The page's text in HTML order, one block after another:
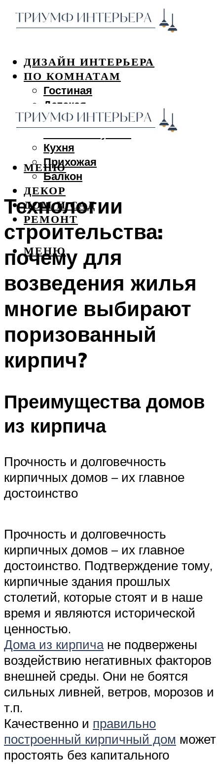
ДИЗАЙН ИНТЕРЬЕРА
ПО КОМНАТАМ
Гостиная
Детская
Спальня
Кухня
Прихожая
Балкон
ДЕКОР
ДОМ И САД
РЕМОНТ
МЕНЮ
МЕНЮ
Технологии
строительства:
почему для
возведения жилья
многие выбирают
поризованный
кирпич?
Преимущества домов
из кирпича
Прочность и долговечность
кирпичных домов – их главное
достоинство
Прочность и долговечность
кирпичных домов – их главное
достоинство. Подтверждение тому,
кирпичные здания прошлых
столетий, которые стоят и в наше
время и являются исторической
ценностью.
Дома из кирпичане подвержены
воздействию негативных факторов
внешней среды. Они не боятся
сильных ливней, ветров, морозов и
т.п.
Качественно и правильно
построенный кирпичный дом может
простоять без капитального